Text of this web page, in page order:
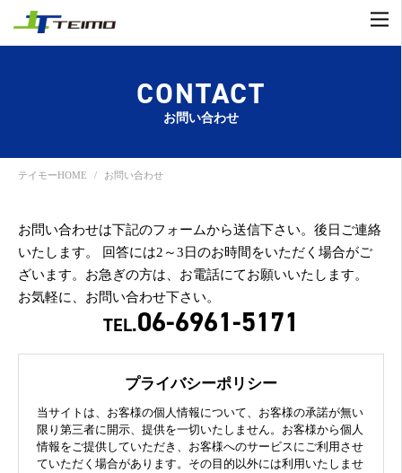
CONTACT
お問い合わせ
テイモーHOME お問い合わせ
お問い合わせは下記のフォームから送信下さい。後日ご連絡
いたします。
回答には2～3日のお時間をいただく場合がご
ざいます。お急ぎの方は、お電話にてお願いいたします。
お気軽に、お問い合わせ下さい。
TEL.06-6961-5171
プライバシーポリシー
当サイトは、お客様の個人情報について、お客様の承諾が無い
限り第三者に開示、提供を一切いたしません。お客様から個人
情報をご提供していただき、お客様へのサービスにご利用させ
ていただく場合があります。その目的以外には利用いたしませ